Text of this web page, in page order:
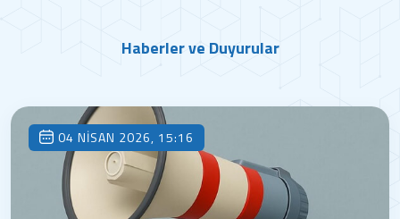
Haberler ve Duyurular
04 NISAN 2026, 15:16